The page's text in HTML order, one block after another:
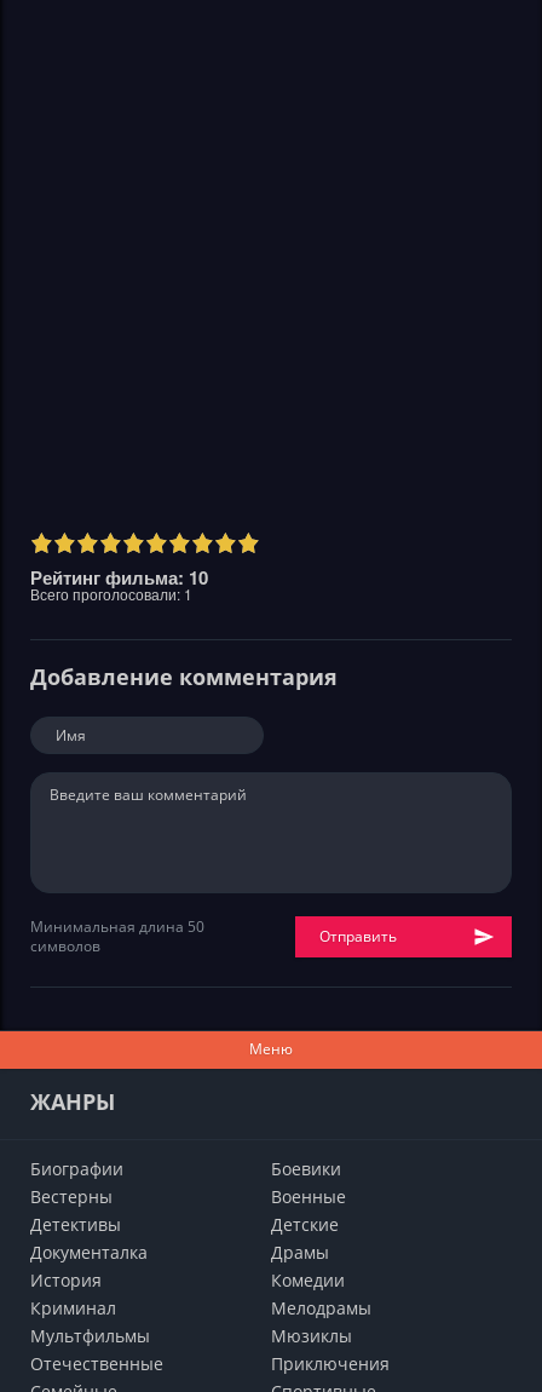
Рейтинг фильма: 10
Всего проголосовали: 1
Добавление комментария
Минимальная длина 50
символов
Отправить
Меню
ЖАНРЫ
Биографии
Боевики
Вестерны
Военные
Детективы
Детские
Документалка
Драмы
История
Комедии
Криминал
Мелодрамы
Мультфильмы
Мюзиклы
Отечественные
Приключения